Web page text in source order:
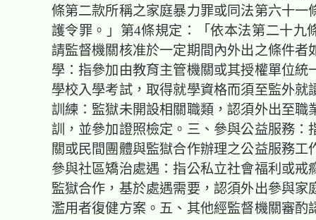
條第二款所稱之家庭暴力罪或同法第六十一
護令罪。」第4條規定：「依本法第二十九
請監督機關核准於一定期間內外出之條件者
學：指參加由教育主管機關或其授權單位統
學校入學考試，取得就學資格而須至監外就
訓練：監獄未開設相關職類，認須外出至職
訓，並參加證照檢定。三、參與公益服務：
關或民間團體與監獄合作辦理之公益服務工
參與社區矯治處遇：指公私立社會福利或戒
監獄合作，基於處遇需要，認須外出參與家
濫用者復健方案。五、其他經監督機關審酌